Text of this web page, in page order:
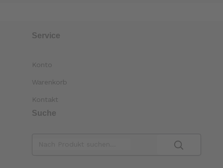
Service
Konto
Warenkorb
Kontakt
Suche